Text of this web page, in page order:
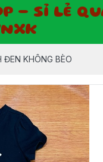
- SỈ LẺ
ĐEN KHÔNG BÈO